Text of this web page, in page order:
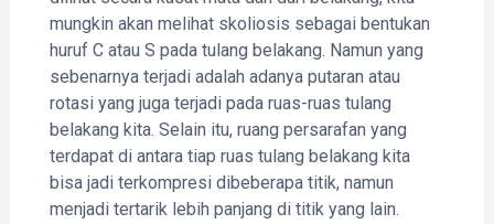
mungkin akan melihat skoliosis sebagai bentukan
huruf C atau S pada tulang belakang. Namun yang
sebenarnya terjadi adalah adanya putaran atau
rotasi yang juga terjadi pada ruas-ruas tulang
belakang kita. Selain itu, ruang persarafan yang
terdapat di antara tiap ruas tulang belakang kita
bisa jadi terkompresi dibeberapa titik, namun
menjadi tertarik lebih panjang di titik yang lain.